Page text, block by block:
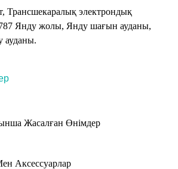
Трансшекаралық электрондық
Янду жолы, Янду шағын ауданы,
ауданы.
Жасалған Өнімдер
Аксессуарлар